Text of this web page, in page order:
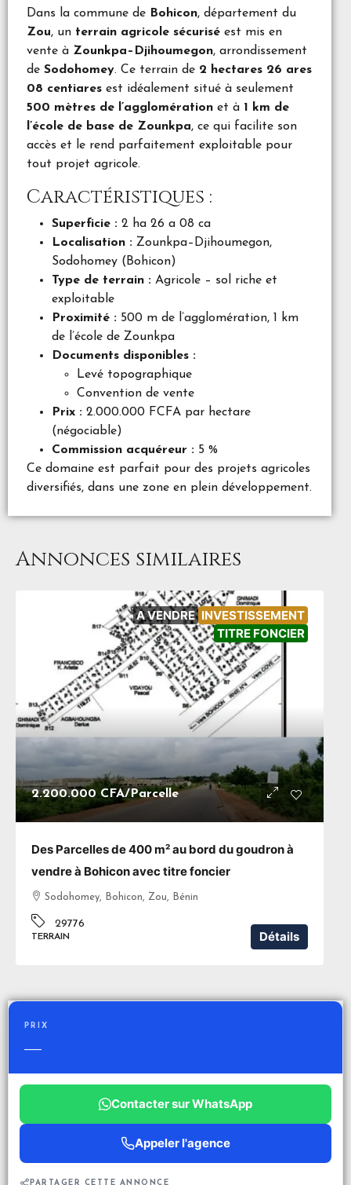
Dans la commune de Bohicon, département du
Zou, un terrain agricole sécurisé est mis en
vente à Zounkpa–Djihoumegon, arrondissement
de Sodohomey. Ce terrain de 2 hectares 26 ares
08 centiares est idéalement situé à seulement
500 mètres de l’agglomération et à 1 km de
l’école de base de Zounkpa, ce qui facilite son
accès et le rend parfaitement exploitable pour
tout projet agricole.
Caractéristiques :
Superficie : 2 ha 26 a 08 ca
Localisation : Zounkpa–Djihoumegon,
Sodohomey (Bohicon)
Type de terrain : Agricole – sol riche et
exploitable
Proximité : 500 m de l’agglomération, 1 km
de l’école de Zounkpa
Documents disponibles :
Levé topographique
Convention de vente
Prix : 2.000.000 FCFA par hectare
(négociable)
Commission acquéreur : 5 %
Ce domaine est parfait pour des projets agricoles
diversifiés, dans une zone en plein développement.
Annonces similaires
A VENDRE INVESTISSEMENT
TITRE FONCIER
2.200.000 CFA/Parcelle
Des Parcelles de 400 m² au bord du goudron à
vendre à Bohicon avec titre foncier
Sodohomey, Bohicon, Zou, Bénin
29776
TERRAIN Détails
PRIX
—
Contacter sur WhatsApp
Appeler l'agence
PARTAGER CETTE ANNONCE